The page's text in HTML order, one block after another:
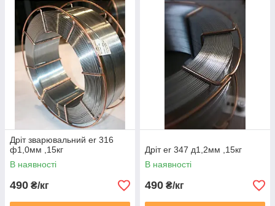
Дріт зварювальний er 316
ф1,0мм ,15кг
В наявності
490 ₴/кг
Дріт er 347 д1,2мм ,15кг
В наявності
490 ₴/кг